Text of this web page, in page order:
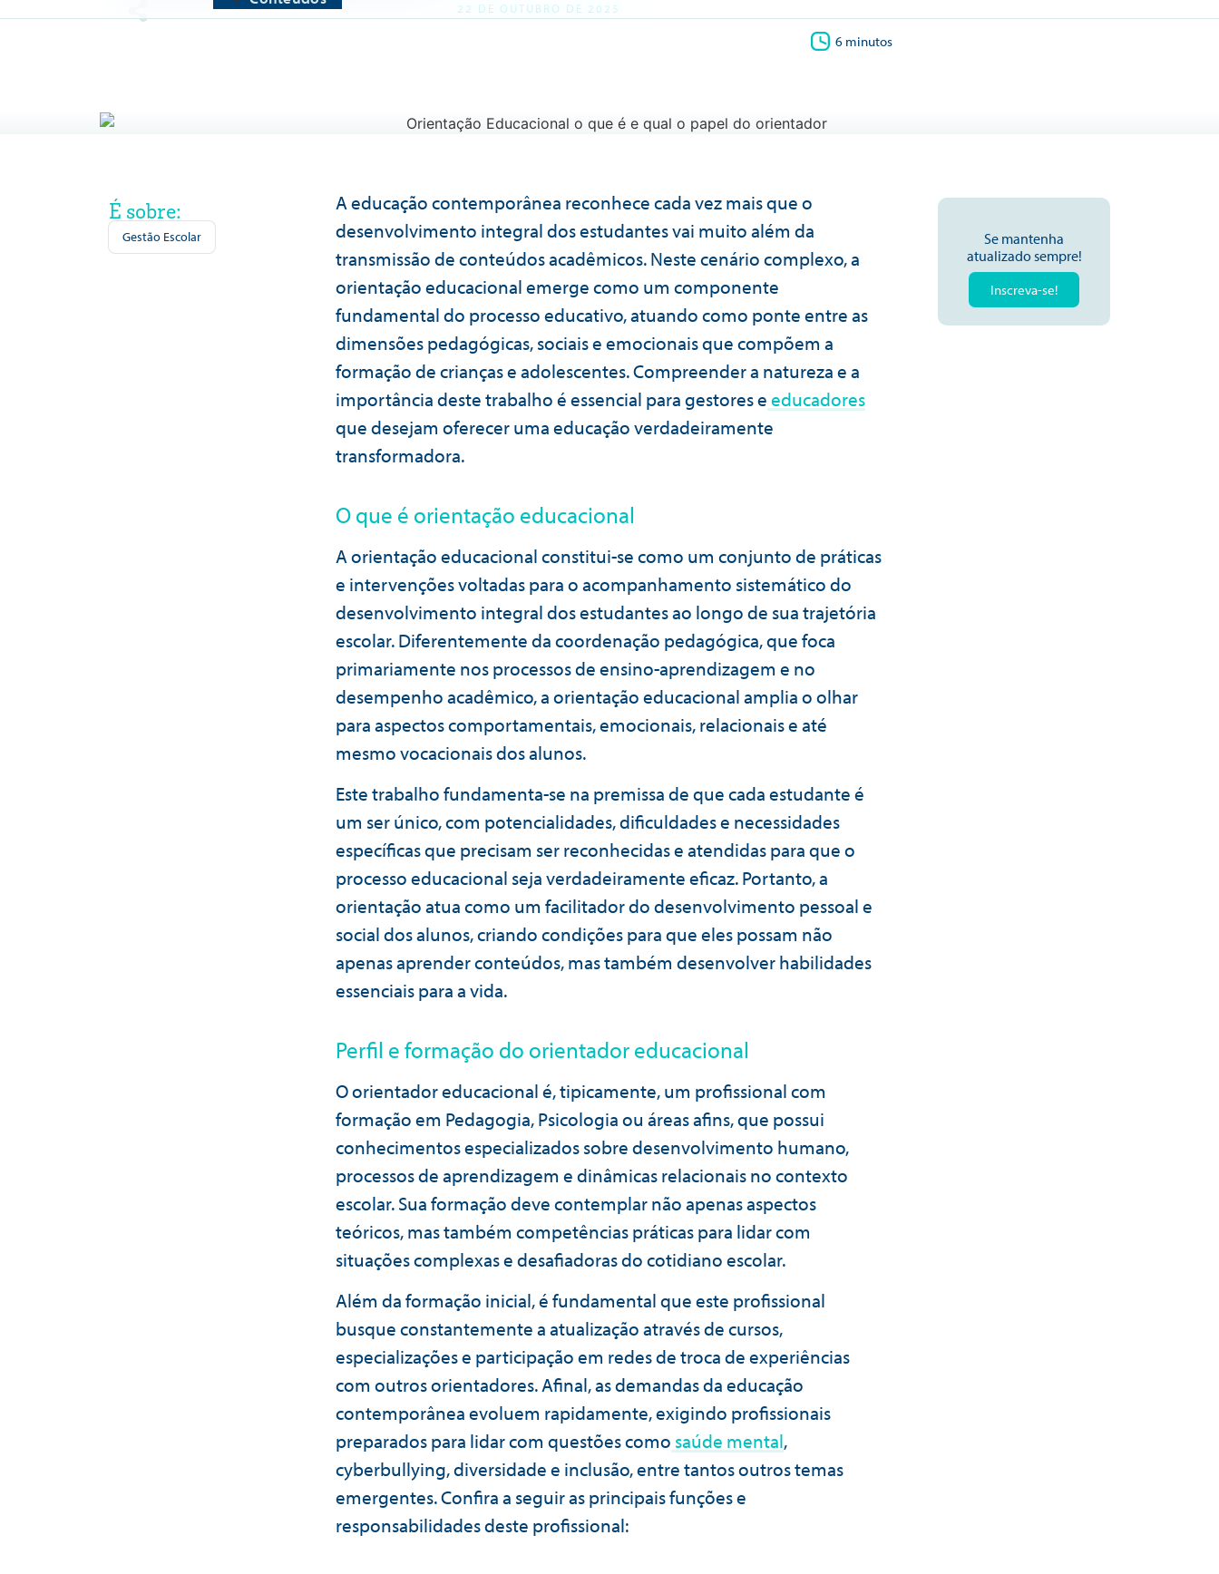
22 DE OUTUBRO DE 2025
6 minutos
É sobre:
Gestão Escolar
A educação contemporânea reconhece cada vez mais que o
desenvolvimento integral dos estudantes vai muito além da
transmissão de conteúdos acadêmicos. Neste cenário complexo, a
orientação educacional emerge como um componente
fundamental do processo educativo, atuando como ponte entre as
dimensões pedagógicas, sociais e emocionais que compõem a
formação de crianças e adolescentes. Compreender a natureza e a
importância deste trabalho é essencial para gestores eeducadores
que desejam oferecer uma educação verdadeiramente
transformadora.
O que é orientação educacional
A orientação educacional constitui-se como um conjunto de práticas
e intervenções voltadas para o acompanhamento sistemático do
desenvolvimento integral dos estudantes ao longo de sua trajetória
escolar. Diferentemente da coordenação pedagógica, que foca
primariamente nos processos de ensino-aprendizagem e no
desempenho acadêmico, a orientação educacional amplia o olhar
para aspectos comportamentais, emocionais, relacionais e até
mesmo vocacionais dos alunos.
Este trabalho fundamenta-se na premissa de que cada estudante é
um ser único, com potencialidades, dificuldades e necessidades
específicas que precisam ser reconhecidas e atendidas para que o
processo educacional seja verdadeiramente eficaz. Portanto, a
orientação atua como um facilitador do desenvolvimento pessoal e
social dos alunos, criando condições para que eles possam não
apenas aprender conteúdos, mas também desenvolver habilidades
essenciais para a vida.
Perfil e formação do orientador educacional
O orientador educacional é, tipicamente, um profissional com
formação em Pedagogia, Psicologia ou áreas afins, que possui
conhecimentos especializados sobre desenvolvimento humano,
processos de aprendizagem e dinâmicas relacionais no contexto
escolar. Sua formação deve contemplar não apenas aspectos
teóricos, mas também competências práticas para lidar com
situações complexas e desafiadoras do cotidiano escolar.
Além da formação inicial, é fundamental que este profissional
busque constantemente a atualização através de cursos,
especializações e participação em redes de troca de experiências
com outros orientadores. Afinal, as demandas da educação
contemporânea evoluem rapidamente, exigindo profissionais
preparados para lidar com questões como saúde mental,
cyberbullying, diversidade e inclusão, entre tantos outros temas
emergentes. Confira a seguir as principais funções e
responsabilidades deste profissional:
Se mantenha
atualizado sempre!
Inscreva-se!